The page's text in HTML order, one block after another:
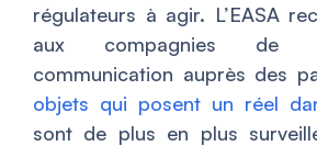
régulateurs à agir. L’EASA
aux compagnies de
communication auprès des
objets qui posent un réel
sont de plus en plus